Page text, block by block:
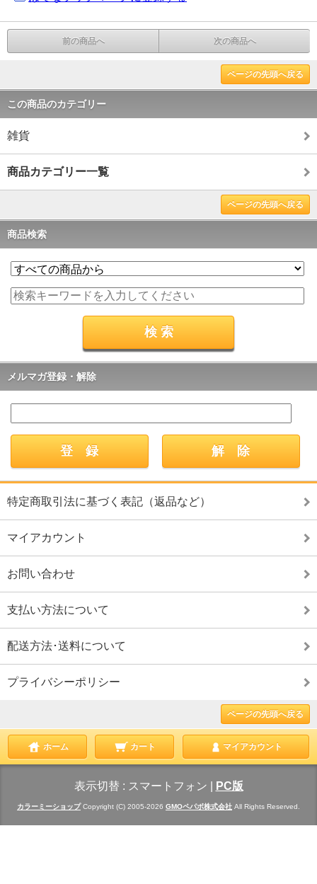
前の商品へ 次の商品へ
ページの先頭へ戻る
この商品のカテゴリー
雑貨
商品カテゴリー一覧
ページの先頭へ戻る
商品検索
メルマガ登録・解除
特定商取引法に基づく表記（返品など）
マイアカウント
お問い合わせ
支払い方法について
配送方法･送料について
プライバシーポリシー
ページの先頭へ戻る
ホーム カート マイアカウント
表示切替 : スマートフォン PC版
カラーミーショップCopyright (C) 2005-2026 GMOペパボ株式会社 All Rights Reserved.